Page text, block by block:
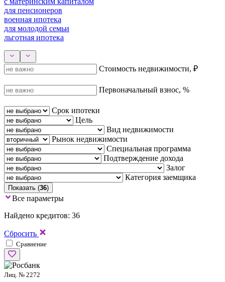
для пенсионеров
военная ипотека
для молодой семьи
льготная ипотека
Стоимость недвижимости, ₽
Первоначальный взнос, %
Срок ипотеки
Цель
Вид недвижимости
Рынок недвижимости
Специальная программа
Подтверждение дохода
Залог
Категория заемщика
Показать (36)
Все параметры
Найдено кредитов: 36
Сбросить
Сравнение
Лиц. № 2272